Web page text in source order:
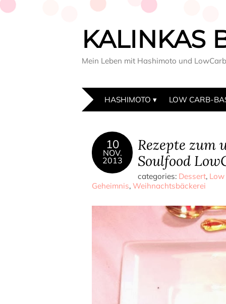
KALINKAS
Mein Leben mit Hashimoto und LowCarb
HASHIMOTO LOW CARB-
10
NOV.
2013
Rezepte zum
Soulfood
categories: Dessert,
Geheimnis, Weihnachtsbäckerei